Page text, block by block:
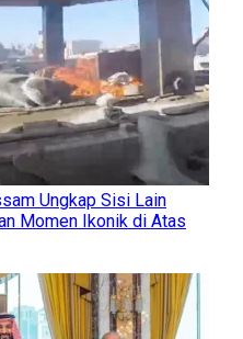
Ungkap Sisi Lain
Momen Ikonik di Atas